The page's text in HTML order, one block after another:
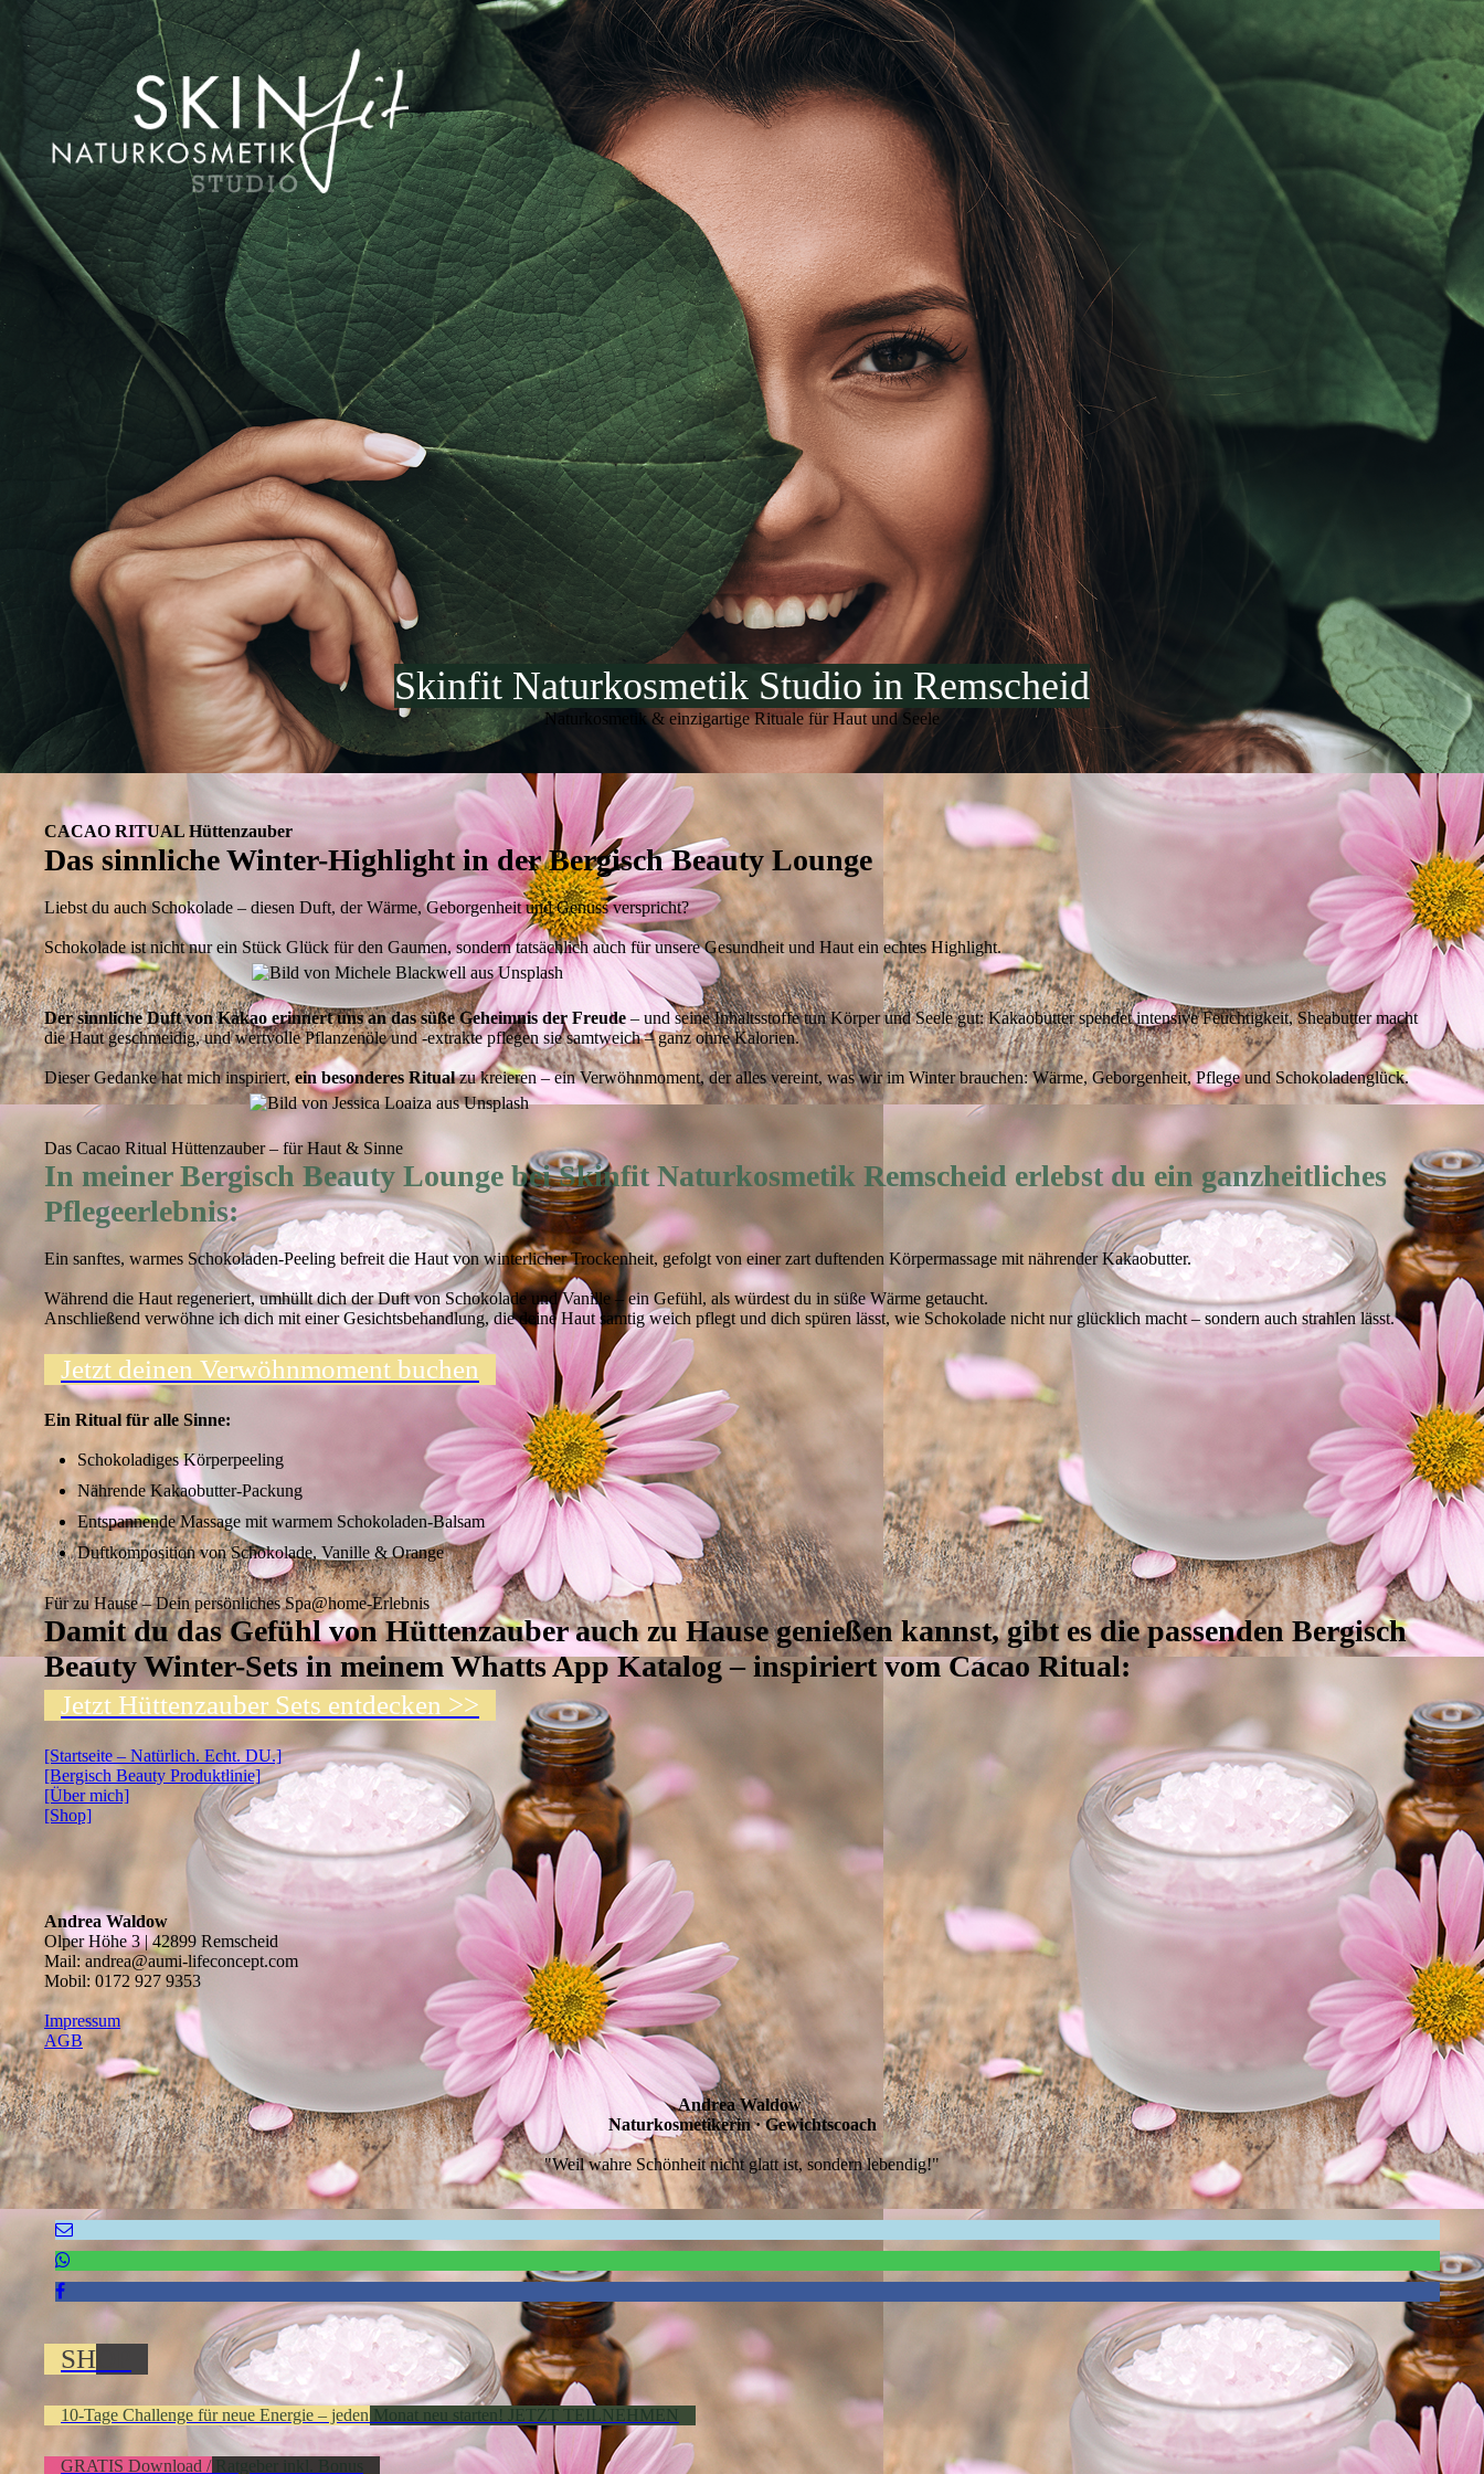
Skinfit Naturkosmetik Studio in Remscheid
Naturkosmetik & einzigartige Rituale für Haut und Seele
CACAO RITUAL Hüttenzauber
Das sinnliche Winter-Highlight in der Bergisch Beauty Lounge
Liebst du auch Schokolade – diesen Duft, der Wärme, Geborgenheit und Genuss verspricht?
Schokolade ist nicht nur ein Stück Glück für den Gaumen, sondern tatsächlich auch für unsere Gesundheit und Haut ein echtes Highlight.
Der sinnliche Duft von Kakao erinnert uns an das süße Geheimnis der Freude– und seine Inhaltsstoffe tun Körper und Seele gut: Kakaobutter spendet intensive Feuchtigkeit, Sheabutter macht
die Haut geschmeidig, und wertvolle Pflanzenöle und -extrakte pflegen sie samtweich – ganz ohne Kalorien.
Dieser Gedanke hat mich inspiriert,ein besonderes Ritualzu kreieren – ein Verwöhnmoment, der alles vereint, was wir im Winter brauchen: Wärme, Geborgenheit, Pflege und Schokoladenglück.
Das Cacao Ritual Hüttenzauber – für Haut & Sinne
In meiner Bergisch Beauty Lounge bei Skinfit Naturkosmetik Remscheid erlebst du ein ganzheitliches
Pflegeerlebnis:
Ein sanftes, warmes Schokoladen-Peeling befreit die Haut von winterlicher Trockenheit, gefolgt von einer zart duftenden Körpermassage mit nährender Kakaobutter.
Während die Haut regeneriert, umhüllt dich der Duft von Schokolade und Vanille – ein Gefühl, als würdest du in süße Wärme getaucht.
Anschließend verwöhne ich dich mit einer Gesichtsbehandlung, die deine Haut samtig weich pflegt und dich spüren lässt, wie Schokolade nicht nur glücklich macht – sondern auch strahlen lässt.
Jetzt deinen Verwöhnmoment buchen
Ein Ritual für alle Sinne:
Schokoladiges Körperpeeling
Nährende Kakaobutter-Packung
Entspannende Massage mit warmem Schokoladen-Balsam
Duftkomposition von Schokolade, Vanille & Orange
Für zu Hause – Dein persönliches Spa@home-Erlebnis
Damit du das Gefühl von Hüttenzauber auch zu Hause genießen kannst, gibt es die passenden Bergisch
Beauty Winter-Sets in meinem Whatts App Katalog – inspiriert vom Cacao Ritual:
Jetzt Hüttenzauber Sets entdecken >>
[Startseite – Natürlich. Echt. DU.]
[Bergisch Beauty Produktlinie]
[Über mich]
[Shop]
Andrea Waldow
Olper Höhe 3 | 42899 Remscheid
Mail: andrea@aumi-lifeconcept.com
Mobil: 0172 927 9353
Impressum
AGB
Andrea Waldow
Naturkosmetikerin · Gewichtscoach
"Weil wahre Schönheit nicht glatt ist, sondern lebendig!"
SHOP
10-Tage Challenge für neue Energie – jeden Monat neu starten! JETZT TEILNEHMEN
GRATIS Download / Ratgeber inkl. Bonus